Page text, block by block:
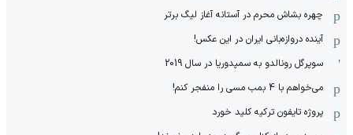
چهره بشاش محرم در آستانه آغاز لیگ برتر
آینده دروازه‌بانی ایران در این عکس!
سوپرگل رونالدو به سمپدوریا در سال 2019
می‌خواهم با 4 بمب مسی را منفجر کنم!
پروژه تایفون ترکیه کلید خورد